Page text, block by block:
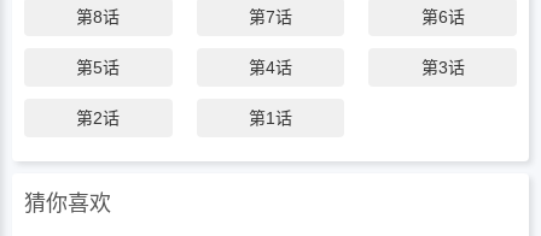
于阻挠的漫长教学，究竟是时云自私的占
“我陪你练习，直到你永远考不过为止。”
第8话 第7话 第6话
第5话 第4话 第3话
第2话 第1话
猜你喜欢